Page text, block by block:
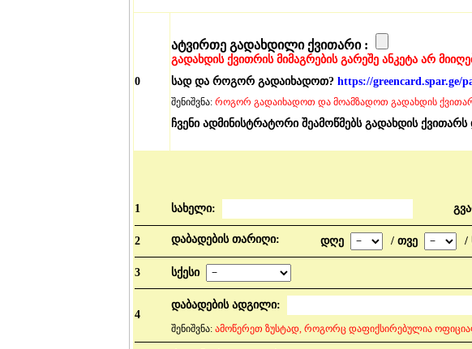
0
ატვირთე გადახდილი ქვითარი :
გადახდის ქვითრის მიმაგრების გარეშე ანკეტა არ
სად და როგორ გადაიხადოთ? https://greencard.spar.ge/
შენიშვნა: როგორ გადაიხადოთ და მოამზადოთ გადახდის
ჩვენი ადმინისტრატორი შეამოწმებს გადახდის
1 სახელი:
2 დაბადების თარიღი: დღე / თვე /
3 სქესი
4
დაბადების ადგილი:
შენიშვნა: ამოწერეთ ზუსტად, როგორც დაფიქსირებულია